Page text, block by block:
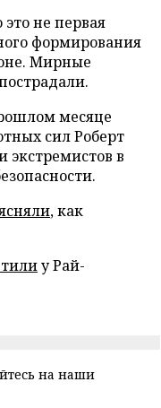
не первая
формирования
Мирные
месяце
сил Роберт
экстремистов в
, как
у Рай-
на наши